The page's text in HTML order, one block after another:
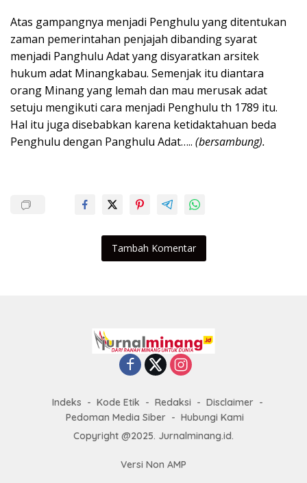
Atas gampangnya menjadi Penghulu yang ditentukan
zaman pemerintahan penjajah dibanding syarat
menjadi Panghulu Adat yang disyaratkan arsitek
hukum adat Minangkabau. Semenjak itu diantara
orang Minang yang lemah dan mau merusak adat
setuju mengikuti cara menjadi Penghulu th 1789 itu.
Hal itu juga disebabkan karena ketidaktahuan beda
Penghulu dengan Panghulu Adat….. (bersambung).
Tambah Komentar
Indeks Kode Etik Redaksi
Disclaimer
Pedoman Media Siber
Hubungi Kami
Copyright @2025. Jurnalminang.id.
Versi Non AMP